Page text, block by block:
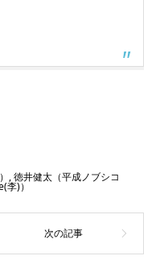
,徳井健太（平成ノブシコ
李)）